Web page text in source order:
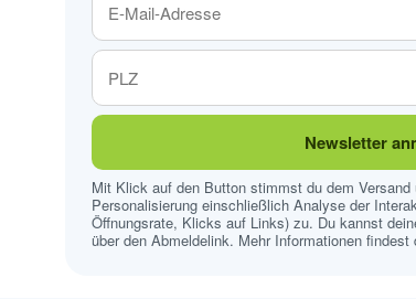
Newsletter
Mit Klick auf den Button stimmst du dem
Personalisierung einschließlich Analyse der
Öffnungsrate, Klicks auf Links) zu. Du kannst
über den Abmeldelink. Mehr Informationen findest